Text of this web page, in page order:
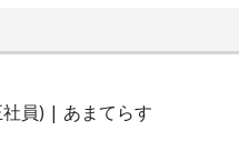
員) | あまてらす